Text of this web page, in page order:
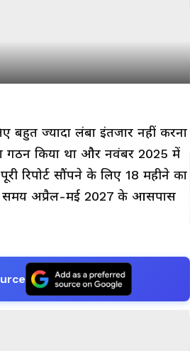
बहुत ज्यादा लंबा इंतजार नहीं करना
गठन किया था और नवंबर 2025 में
रिपोर्ट सौंपने के लिए 18 महीने का
समय अप्रैल-मई 2027 के आसपास